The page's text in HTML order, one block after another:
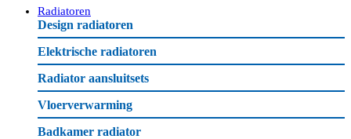
Radiatoren
Design radiatoren
Elektrische radiatoren
Radiator aansluitsets
Vloerverwarming
Badkamer radiator